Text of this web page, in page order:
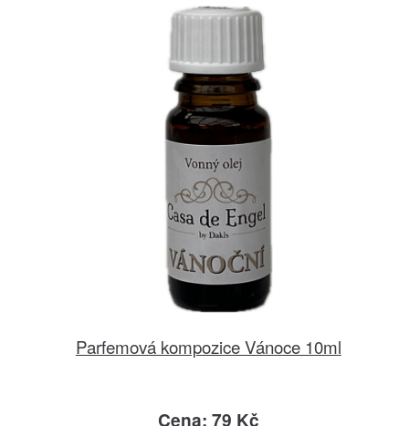
Parfemová kompozice Vánoce 10ml
Cena: 79 Kč